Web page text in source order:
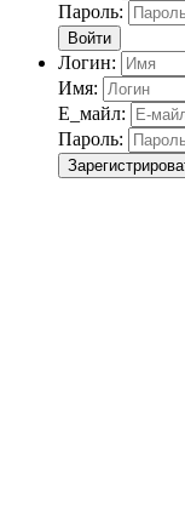
Пароль:
Войти
Логин:
Имя:
Е_майл:
Пароль: